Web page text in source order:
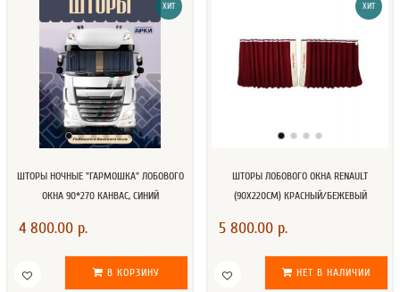
ХИТ
ШТОРЫ НОЧНЫЕ "ГАРМОШКА" ЛОБОВОГО
ОКНА 90*270 КАНВАС, СИНИЙ
4 800.00 р.
В КОРЗИНУ
ХИТ
ШТОРЫ ЛОБОВОГО ОКНА RENAULT
(90Х220СМ) КРАСНЫЙ/БЕЖЕВЫЙ
5 800.00 р.
НЕТ В НАЛИЧИИ